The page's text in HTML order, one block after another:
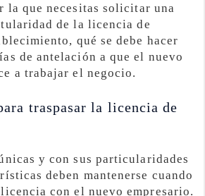
la que necesitas solicitar una
de la licencia de
qué se debe hacer
de antelación a que el nuevo
a trabajar el negocio.
traspasar la licencia de
y con sus particularidades
deben mantenerse cuando
con el nuevo empresario.